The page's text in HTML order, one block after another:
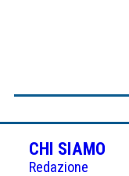
CHI SIAMO
Redazione